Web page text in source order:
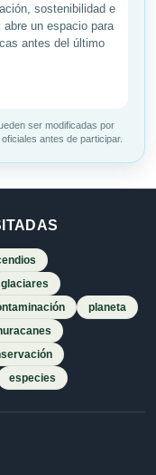
sostenibilidad e
abre un espacio para
antes del último
ser modificadas por
antes de participar.
glaciares
planeta
especies